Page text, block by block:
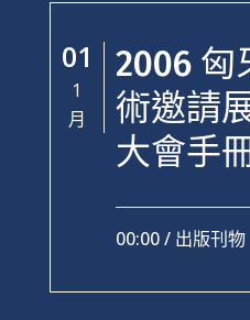
01
1
月
2006 匈
術邀請
大會手
00:00 / 出版刊物